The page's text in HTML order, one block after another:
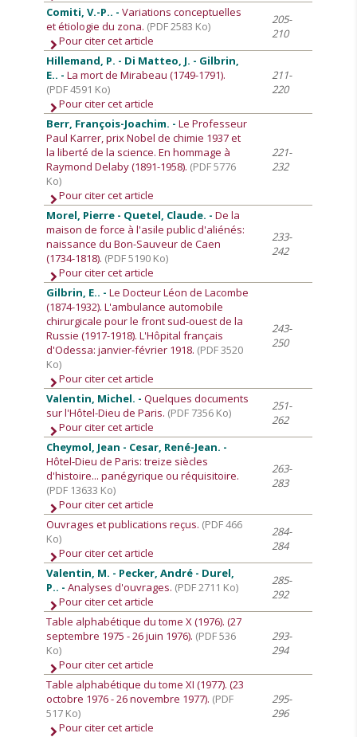
Comiti, V.-P.. -Variations conceptuelles
et étiologie du zona. (PDF 2583 Ko)
Pour citer cet article
205-
210
Hillemand, P. - Di Matteo, J. - Gilbrin,
E.. -La mort de Mirabeau (1749-1791).
(PDF 4591 Ko)
Pour citer cet article
211-
220
Berr, François-Joachim. -Le Professeur
Paul Karrer, prix Nobel de chimie 1937 et
la liberté de la science. En hommage à
Raymond Delaby (1891-1958). (PDF 5776
Ko)
Pour citer cet article
221-
232
Morel, Pierre - Quetel, Claude. -De la
maison de force à l'asile public d'aliénés:
naissance du Bon-Sauveur de Caen
(1734-1818). (PDF 5190 Ko)
Pour citer cet article
233-
242
Gilbrin, E.. -Le Docteur Léon de Lacombe
(1874-1932). L'ambulance automobile
chirurgicale pour le front sud-ouest de la
Russie (1917-1918). L'Hôpital français
d'Odessa: janvier-février 1918. (PDF 3520
Ko)
Pour citer cet article
243-
250
Valentin, Michel. -Quelques documents
sur l'Hôtel-Dieu de Paris. (PDF 7356 Ko)
Pour citer cet article
251-
262
Cheymol, Jean - Cesar, René-Jean. -
Hôtel-Dieu de Paris: treize siècles
d'histoire... panégyrique ou réquisitoire.
(PDF 13633 Ko)
Pour citer cet article
263-
283
Ouvrages et publications reçus. (PDF 466
Ko)
Pour citer cet article
284-
284
Valentin, M. - Pecker, André - Durel,
P.. -Analyses d'ouvrages. (PDF 2711 Ko)
Pour citer cet article
285-
292
Table alphabétique du tome X (1976). (27
septembre 1975 - 26 juin 1976). (PDF 536
Ko)
Pour citer cet article
293-
294
Table alphabétique du tome XI (1977). (23
octobre 1976 - 26 novembre 1977). (PDF
517 Ko)
Pour citer cet article
295-
296